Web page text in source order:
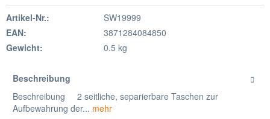
Artikel-Nr.:
SW19999
EAN:
3871284084850
Gewicht:
0.5 kg
Beschreibung
Beschreibung 2 seitliche, separierbare Taschen zur
Aufbewahrung der... mehr